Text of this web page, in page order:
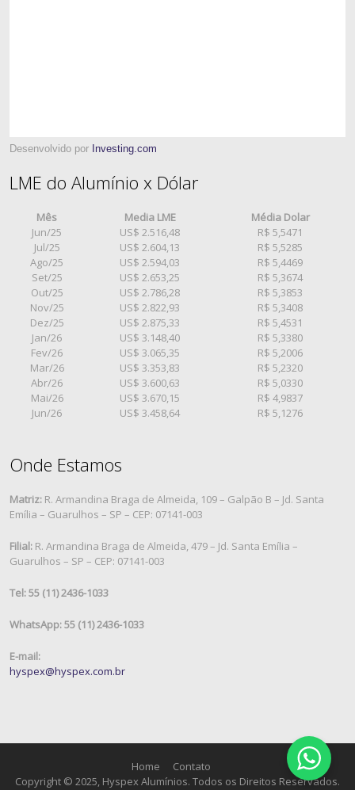
Desenvolvido por Investing.com
LME do Alumínio x Dólar
Mês Media LME
Média Dolar
Jun/25
US$ 2.516,48
R$ 5,5471
Jul/25
US$ 2.604,13
R$ 5,5285
Ago/25
US$ 2.594,03
R$ 5,4469
Set/25
US$ 2.653,25
R$ 5,3674
Out/25
US$ 2.786,28
R$ 5,3853
Nov/25
US$ 2.822,93
R$ 5,3408
Dez/25
US$ 2.875,33
R$ 5,4531
Jan/26
US$ 3.148,40
R$ 5,3380
Fev/26
US$ 3.065,35
R$ 5,2006
Mar/26
US$ 3.353,83
R$ 5,2320
Abr/26
US$ 3.600,63
R$ 5,0330
Mai/26
US$ 3.670,15
R$ 4,9837
Jun/26
US$ 3.458,64 R$ 5,1276
Onde Estamos
Matriz: R. Armandina Braga de Almeida, 109 – Galpão B – Jd. Santa
Emília – Guarulhos – SP – CEP: 07141-003
Filial: R. Armandina Braga de Almeida, 479 – Jd. Santa Emília –
Guarulhos – SP – CEP: 07141-003
Tel: 55 (11) 2436-1033
WhatsApp: 55 (11) 2436-1033
E-mail:
hyspex@hyspex.com.br
Home
Contato
Copyright © 2025, Hyspex Alumínios. Todos os Direitos Reservados.